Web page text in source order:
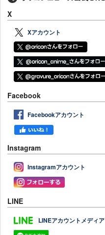
X
Xアカウント
Facebook
Facebookアカウント
Instagram
Instagramアカウント
LINE
LINEアカウントメディア